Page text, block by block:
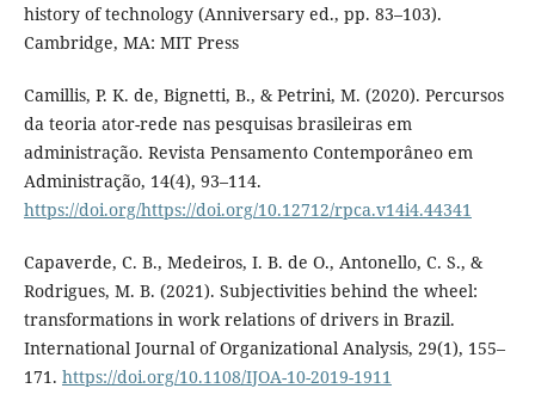
history of technology (Anniversary ed., pp. 83–103).
Cambridge, MA: MIT Press
Camillis, P. K. de, Bignetti, B., & Petrini, M. (2020). Percursos
da teoria ator-rede nas pesquisas brasileiras em
administração. Revista Pensamento Contemporâneo em
Administração, 14(4), 93–114.
https://doi.org/https://doi.org/10.12712/rpca.v14i4.44341
Capaverde, C. B., Medeiros, I. B. de O., Antonello, C. S., &
Rodrigues, M. B. (2021). Subjectivities behind the wheel:
transformations in work relations of drivers in Brazil.
International Journal of Organizational Analysis, 29(1), 155–
171. https://doi.org/10.1108/IJOA-10-2019-1911